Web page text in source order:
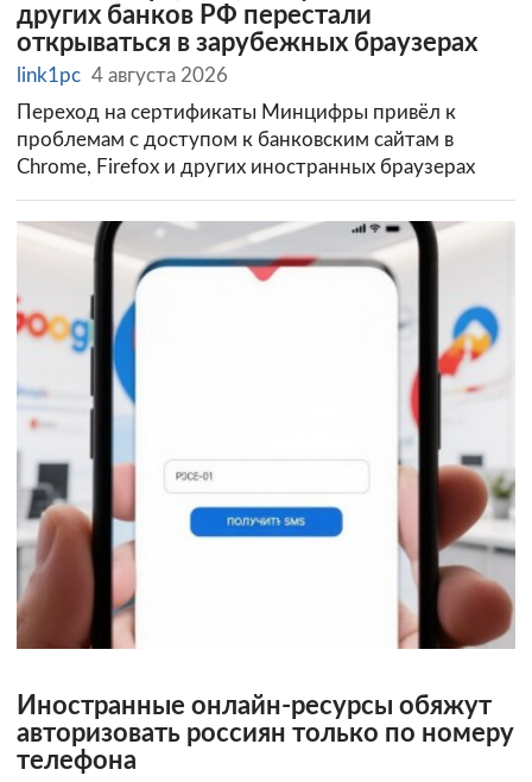
других банков РФ перестали
открываться в зарубежных браузерах
link1pc 4 августа 2026
Переход на сертификаты Минцифры привёл к
проблемам с доступом к банковским сайтам в
Chrome, Firefox и других иностранных браузерах
Иностранные онлайн-ресурсы обяжут
авторизовать россиян только по номеру
телефона